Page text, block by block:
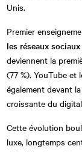
Unis.
Premier
les réseaux
deviennent la
(77 %). YouTube
également devant
croissante du
Cette évolution
luxe, longtemps